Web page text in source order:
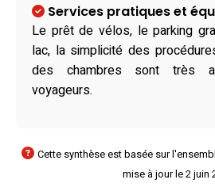
Services pratiques et
Le prêt de vélos, le parking
lac, la simplicité des
des chambres sont très
voyageurs.
Cette synthèse est basée sur
mise à jour le 2 juin